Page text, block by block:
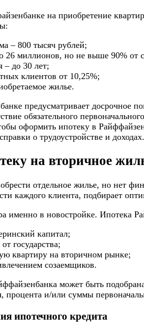
на приобретение
– 800 тысяч рублей;
26 миллионов, но не выше 90% от
– до 30 лет;
клиентов от 10,25%;
жилье.
предусматривает досрочное
обязательного
оформить ипотеку в
о трудоустройстве и доходах.
на вторичное
отдельное жилье, но нет
каждого клиента, подбирает
именно в новостройке. Ипотека
капитал;
государства;
квартиру на вторичном рынке;
созаемщиков.
может быть
процента и/или суммы
ипотечного кредита